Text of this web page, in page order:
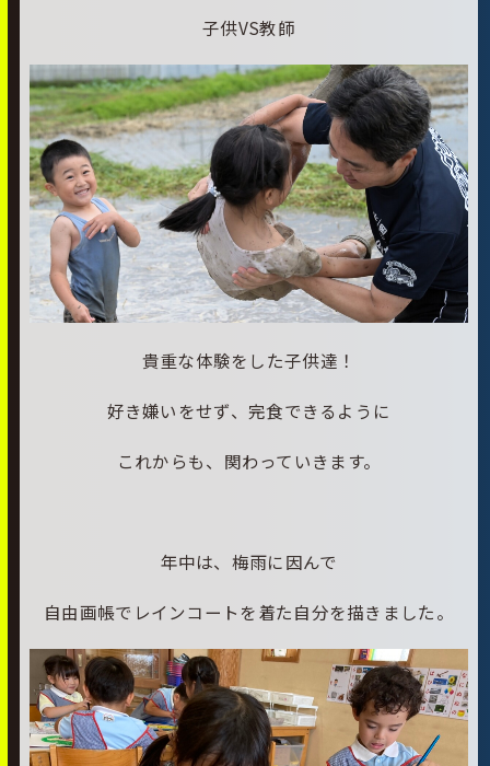
子供VS教師
貴重な体験をした子供達！
好き嫌いをせず、完食できるように
これからも、関わっていきます。
年中は、梅雨に因んで
自由画帳でレインコートを着た自分を描きました。